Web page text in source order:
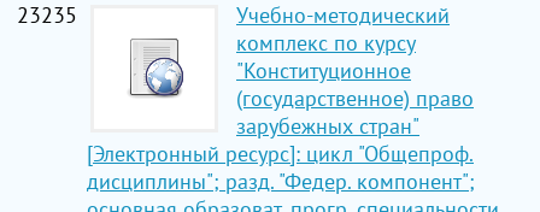
23235
Учебно-методический
комплекс по курсу
"Конституционное
(государственное) право
зарубежных стран"
[Электронный ресурс]: цикл "Общепроф.
дисциплины"; разд. "Федер. компонент";